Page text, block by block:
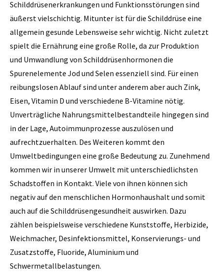
Schilddrüsenerkrankungen und Funktionsstörungen sind
äußerst vielschichtig. Mitunter ist für die Schilddrüse eine
allgemein gesunde Lebensweise sehr wichtig. Nicht zuletzt
spielt die Ernährung eine große Rolle, da zur Produktion
und Umwandlung von Schilddrüsenhormonen die
Spurenelemente Jod und Selen essenziell sind. Für einen
reibungslosen Ablauf sind unter anderem aber auch Zink,
Eisen, Vitamin D und verschiedene B-Vitamine nötig.
Unverträgliche Nahrungsmittelbestandteile hingegen sind
in der Lage, Autoimmunprozesse auszulösen und
aufrechtzuerhalten. Des Weiteren kommt den
Umweltbedingungen eine große Bedeutung zu. Zunehmend
kommen wir in unserer Umwelt mit unterschiedlichsten
Schadstoffen in Kontakt. Viele von ihnen können sich
negativ auf den menschlichen Hormonhaushalt und somit
auch auf die Schilddrüsengesundheit auswirken. Dazu
zählen beispielsweise verschiedene Kunststoffe, Herbizide,
Weichmacher, Desinfektionsmittel, Konservierungs- und
Zusatzstoffe, Fluoride, Aluminium und
Schwermetallbelastungen.